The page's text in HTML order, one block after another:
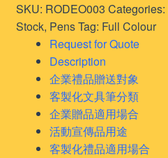
SKU: RODEO003 Categories:
Stock, PensTag: Full Colour
Request for Quote
Description
企業禮品贈送對象
客製化文具筆分類
企業贈品適用場合
活動宣傳品用途
客製化禮品適用場合